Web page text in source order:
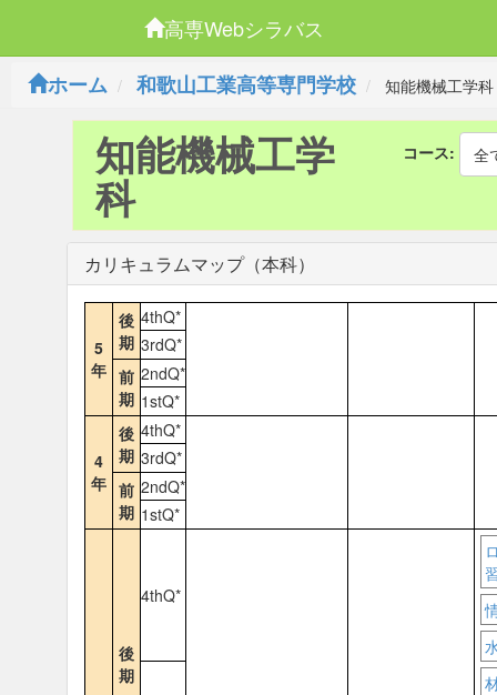
高専Webシラバス
ホーム
和歌山工業高等専門学校 知能機械工学科
知能機械工学
科
コース: 全
カリキュラムマップ（本科）
5
年
後
期
4thQ*
3rdQ*
前
期
2ndQ*
1stQ*
4
年
後
期
4thQ*
3rdQ*
前
期
2ndQ*
1stQ*
後
期
4thQ*